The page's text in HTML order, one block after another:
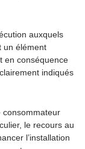
auxquels
un élément
en conséquence
indiqués
consommateur
le recours au
l’installation